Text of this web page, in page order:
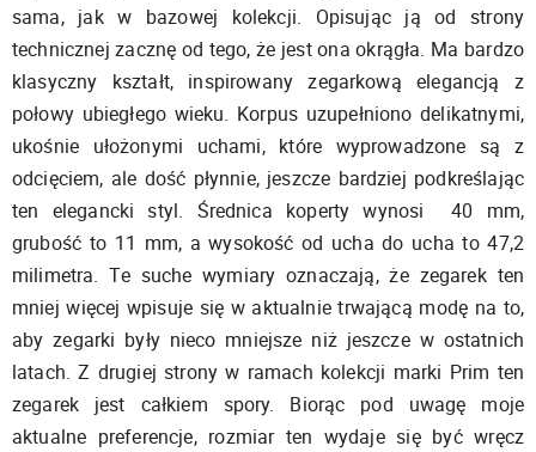
sama, jak w bazowej kolekcji. Opisując ją od strony
technicznej zacznę od tego, że jest ona okrągła. Ma bardzo
klasyczny kształt, inspirowany zegarkową elegancją z
połowy ubiegłego wieku. Korpus uzupełniono delikatnymi,
ukośnie ułożonymi uchami, które wyprowadzone są z
odcięciem, ale dość płynnie, jeszcze bardziej podkreślając
ten elegancki styl. Średnica koperty wynosi 40 mm,
grubość to 11 mm, a wysokość od ucha do ucha to 47,2
milimetra. Te suche wymiary oznaczają, że zegarek ten
mniej więcej wpisuje się w aktualnie trwającą modę na to,
aby zegarki były nieco mniejsze niż jeszcze w ostatnich
latach. Z drugiej strony w ramach kolekcji marki Prim ten
zegarek jest całkiem spory. Biorąc pod uwagę moje
aktualne preferencje, rozmiar ten wydaje się być wręcz